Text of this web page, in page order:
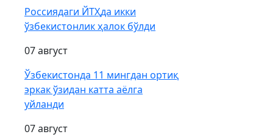
Россиядаги ЙТҲда икки
ўзбекистонлик ҳалок бўлди
07 август
Ўзбекистонда 11 мингдан ортиқ
эркак ўзидан катта аёлга
уйланди
07 август